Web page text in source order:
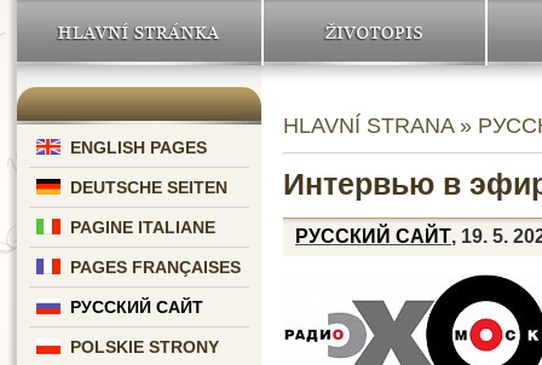
HLAVNÍ STRÁNKA ŽIVOTOPIS
ENGLISH PAGES
DEUTSCHE SEITEN
PAGINE ITALIANE
PAGES FRANÇAISES
РУССКИЙ САЙТ
POLSKIE STRONY
HLAVNÍ STRANA»
Интервью в
РУССКИЙ САЙТ, 19. 5.